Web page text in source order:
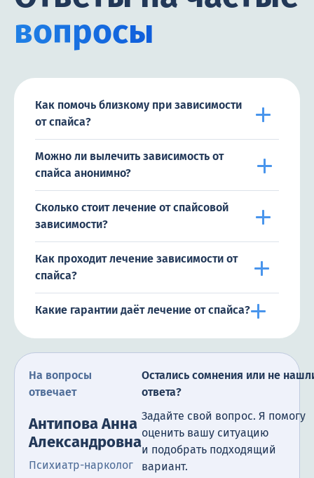
вопросы
Как помочь близкому при зависимости
от спайса?
Можно ли вылечить зависимость от
спайса анонимно?
Сколько стоит лечение от спайсовой
зависимости?
Как проходит лечение зависимости от
спайса?
Какие гарантии даёт лечение от спайса?
На вопросы
отвечает
Антипова Анна
Александровна
Психиатр-нарколог
Остались сомнения или не
ответа?
Задайте свой вопрос. Я помогу
оценить вашу ситуацию
и подобрать подходящий
вариант.